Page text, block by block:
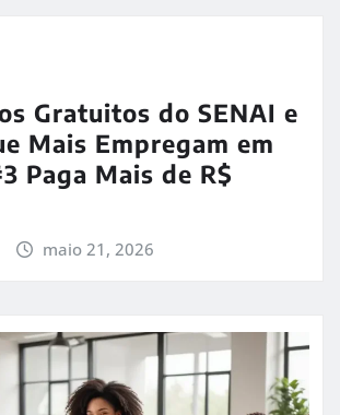
Gratuitos do SENAI e
Mais Empregam em
Paga Mais de R$
maio 21, 2026